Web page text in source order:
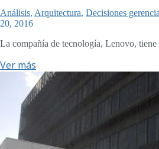
Análisis, Arquitectura, Decisiones
20, 2016
La compañía de tecnología, Lenovo,
Ver más